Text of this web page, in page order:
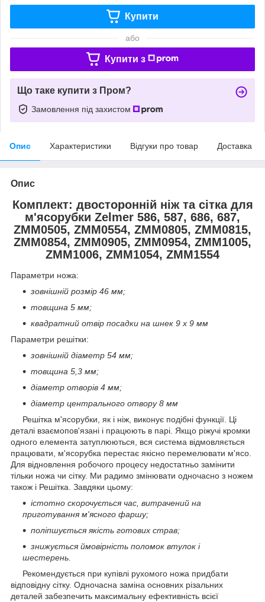
Купити
або
Купити з
Що таке купити з Пром?
Замовлення під захистом
Опис Характеристики Відгуки про товар Доставка
Опис
Комплект: двосторонній ніж та сітка для
м'ясорубки Zelmer 586, 587, 686, 687,
ZMM0505, ZMM0554, ZMM0805, ZMM0815,
ZMM0854, ZMM0905, ZMM0954, ZMM1005,
ZMM1006, ZMM1054, ZMM1554
Параметри ножа:
зовнішній розмір 46 мм;
товщина 5 мм;
квадратний отвір посадки на шнек 9 x 9 мм
Параметри решітки:
зовнішній діаметр 54 мм;
товщина 5,3 мм;
діаметр отворів 4 мм;
діаметр центрального отвору 8 мм
Решітка м'ясорубки, як і ніж, виконує подібні функції. Ці
деталі взаємопов'язані і працюють в парі. Якщо ріжучі кромки
одного елемента затуплюються, вся система відмовляється
працювати, м'ясорубка перестає якісно перемелювати м'ясо.
Для відновлення робочого процесу недостатньо замінити
тільки ножа чи сітку. Ми радимо змінювати одночасно з ножем
також і Решітка. Завдяки цьому:
істотно скорочується час, витрачений на
приготування м'ясного фаршу;
поліпшується якість готових страв;
знижується ймовірність поломок втулок і
шестерень.
Рекомендується при купівлі рухомого ножа придбати
відповідну сітку. Одночасна заміна основних різальних
деталей забезпечить максимальну ефективність всієї